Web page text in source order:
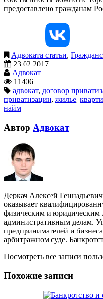
предоставлено гражданам
Адвоката статьи,
23.02.2017
Адвокат
11406
адвокат, договор
приватизации, жилье,
найм
Автор Адвокат
Деркач Алексей
оказывает
физическим и юридическим
административным делам.
предпринимателей и
арбитражном суде.
Посмотреть все записи
Похожие записи